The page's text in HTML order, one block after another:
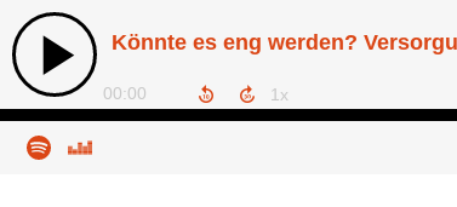
Könnte es eng werden?
00:00